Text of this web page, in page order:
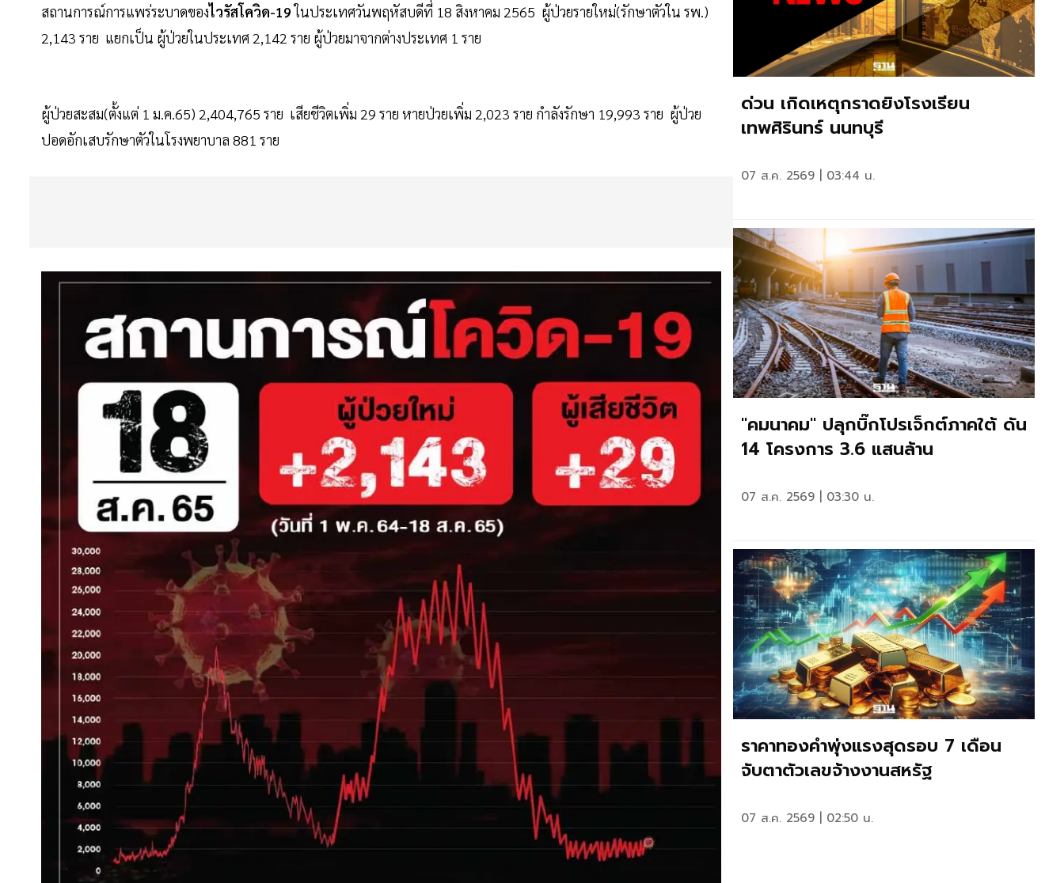
สถานการณ์การแพร่ระบาดของไวรัสโควิด-19ในประเทศวันพฤหัสบดีที่ 18 สิงหาคม 2565 ผู้ป่วยรายใหม่(รักษาตัวใน รพ.)
2,143 ราย แยกเป็น ผู้ป่วยในประเทศ 2,142 ราย ผู้ป่วยมาจากต่างประเทศ 1 ราย
ผู้ป่วยสะสม(ตั้งแต่ 1 ม.ค.65) 2,404,765 ราย เสียชีวิตเพิ่ม 29 ราย หายป่วยเพิ่ม 2,023 ราย กำลังรักษา 19,993 ราย ผู้ป่วย
ปอดอักเสบรักษาตัวในโรงพยาบาล 881 ราย
ด่วน เกิดเหตุกราดยิงโรงเรียน
เทพศิรินทร์ นนทบุรี
07 ส.ค. 2569 | 03:44 น.
"คมนาคม" ปลุกบิ๊กโปรเจ็กต์ภาคใต้ ดัน
14 โครงการ 3.6 แสนล้าน
07 ส.ค. 2569 | 03:30 น.
ราคาทองคำพุ่งแรงสุดรอบ 7 เดือน
จับตาตัวเลขจ้างงานสหรัฐ
07 ส.ค. 2569 | 02:50 น.